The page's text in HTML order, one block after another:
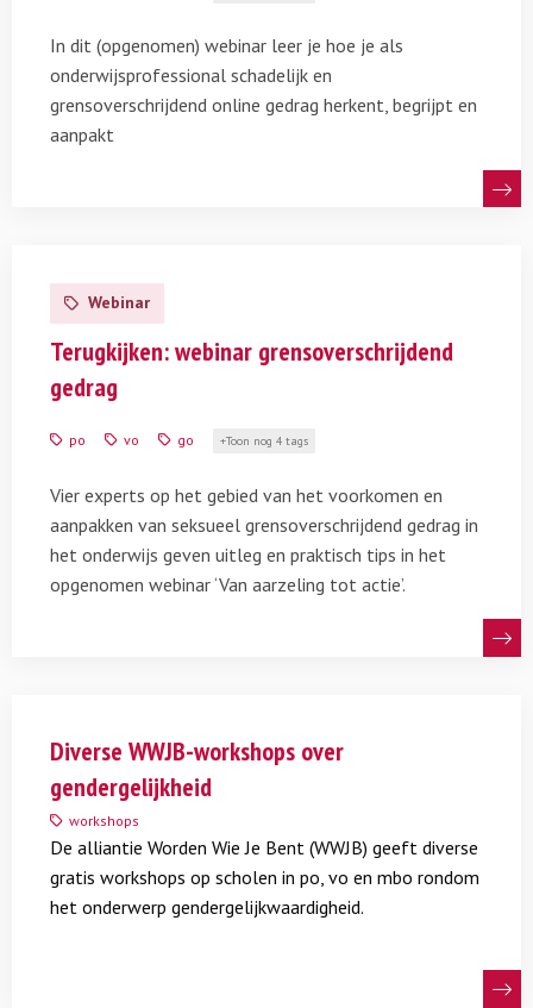
In dit (opgenomen) webinar leer je hoe je als
onderwijsprofessional schadelijk en
grensoverschrijdend online gedrag herkent, begrijpt en
aanpakt
meer
Terugkijken:
grensoverschrijdend
gedrag
Webinar
Terugkijken: webinar grensoverschrijdend
gedrag
po vo go Toon nog 4 tags
Vier experts op het gebied van het voorkomen en
aanpakken van seksueel grensoverschrijdend gedrag in
het onderwijs geven uitleg en praktisch tips in het
opgenomen webinar ‘Van aarzeling tot actie’.
Diverse
WWJB-
workshops
gendergelijkheid
Diverse WWJB-workshops over
gendergelijkheid
workshops
De alliantie Worden Wie Je Bent (WWJB) geeft diverse
gratis workshops op scholen in po, vo en mbo rondom
het onderwerp gendergelijkwaardigheid.